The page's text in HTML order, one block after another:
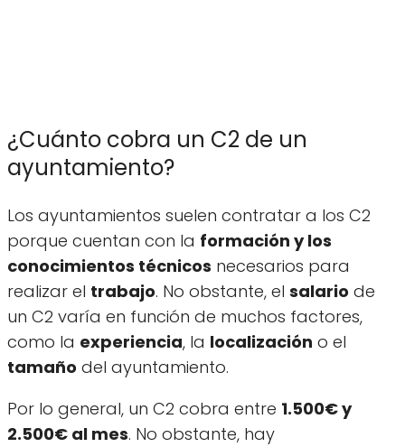
¿Cuánto cobra un C2 de un
ayuntamiento?
Los ayuntamientos suelen contratar a los C2
porque cuentan con la formación y los
conocimientos técnicos necesarios para
realizar el trabajo. No obstante, el salario de
un C2 varía en función de muchos factores,
como la experiencia, la localización o el
tamaño del ayuntamiento.
Por lo general, un C2 cobra entre 1.500€ y
2.500€ al mes. No obstante, hay